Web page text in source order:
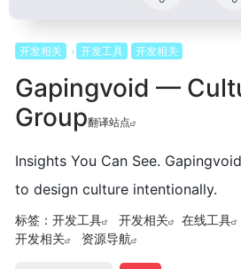
开发相关 开发工具 开发相关
Gapingvoid —
Group翻译站点
Insights You Can See.
to design culture intentionally.
标签： 开发工具 开发相关 在线工具
开发相关
资源导航